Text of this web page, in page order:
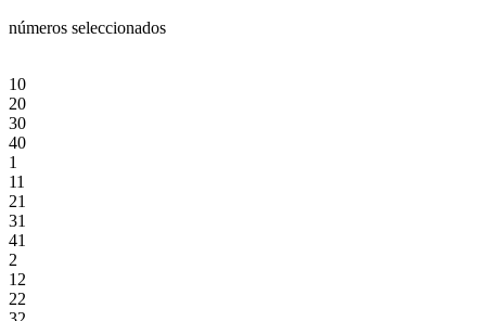
números seleccionados
10
20
30
40
1
11
21
31
41
2
12
22